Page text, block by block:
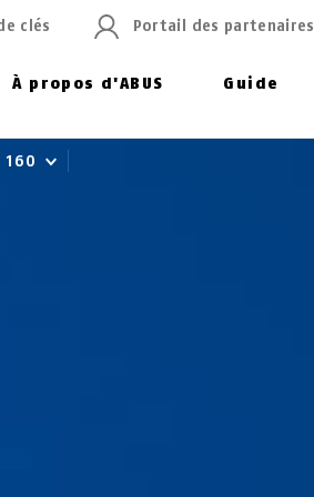
À propos d'ABUS Guide
clés Portail des partenaires
160